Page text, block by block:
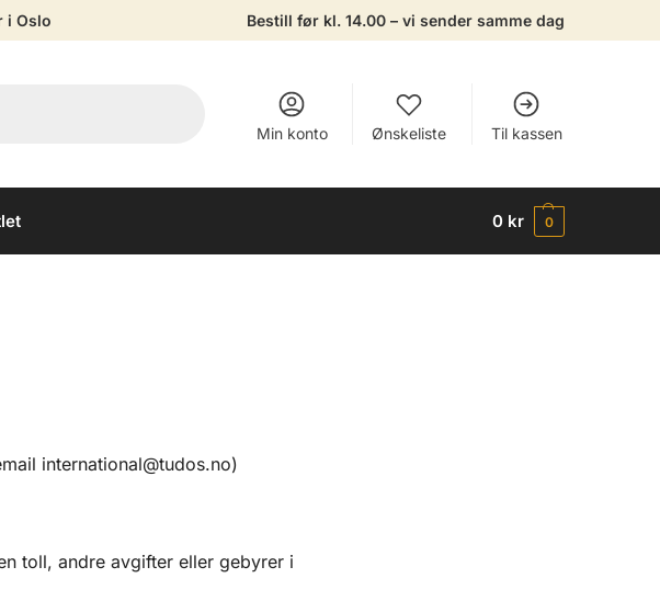
i Oslo Bestill før kl. 14.00 – vi sender samme dag
Min konto Ønskeliste Til kassen
0 kr 0
international@tudos.no)
toll, andre avgifter eller gebyrer i